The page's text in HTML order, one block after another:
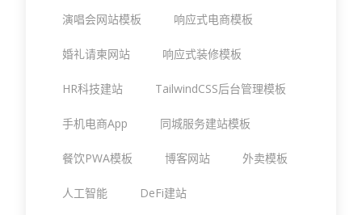
演唱会网站模板 响应式电商模板
婚礼请柬网站 响应式装修模板
HR科技建站 TailwindCSS后台管理模板
手机电商App 同城服务建站模板
餐饮PWA模板 博客网站 外卖模板
人工智能 DeFi建站